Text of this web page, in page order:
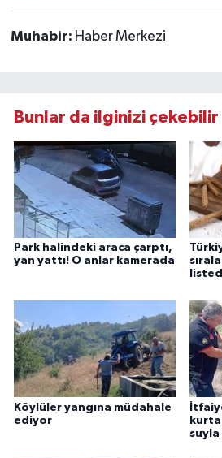
Muhabir: Haber Merkezi
Bunlar da ilginizi çekebilir
Park halindeki araca çarptı,
yan yattı! O anlar kamerada
Köylüler yangına müdahale
ediyor